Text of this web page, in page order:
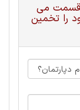
قسمت می
را تخمین